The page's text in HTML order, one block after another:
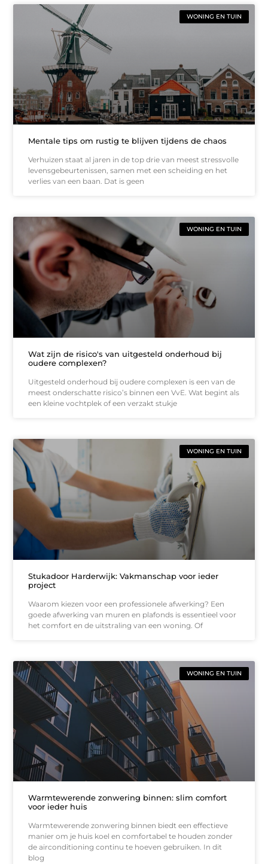
WONING EN TUIN
Mentale tips om rustig te blijven tijdens de chaos
Verhuizen staat al jaren in de top drie van meest stressvolle
levensgebeurtenissen, samen met een scheiding en het
verlies van een baan. Dat is geen
WONING EN TUIN
Wat zijn de risico's van uitgesteld onderhoud bij
oudere complexen?
Uitgesteld onderhoud bij oudere complexen is een van de
meest onderschatte risico’s binnen een VvE. Wat begint als
een kleine vochtplek of een verzakt stukje
WONING EN TUIN
Stukadoor Harderwijk: Vakmanschap voor ieder
project
Waarom kiezen voor een professionele afwerking? Een
goede afwerking van muren en plafonds is essentieel voor
het comfort en de uitstraling van een woning. Of
WONING EN TUIN
Warmtewerende zonwering binnen: slim comfort
voor ieder huis
Warmtewerende zonwering binnen biedt een effectieve
manier om je huis koel en comfortabel te houden zonder
de airconditioning continu te hoeven gebruiken. In dit
blog